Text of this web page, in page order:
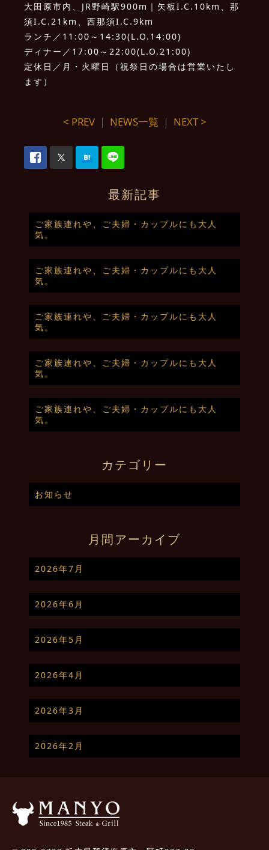
大田原市内、JR野崎駅900m｜矢板I.C.10km、那
須I.C.21km、西那須I.C.9km
ランチ／11:00～14:30(L.O.14:00)
ディナー／17:00～22:00(L.O.21:00)
定休日／月・火曜日（祝祭日の場合は営業いたし
ます）
< PREV｜ NEWS一覧 ｜ NEXT >
最新記事
ご家族連れや、ご夫婦・カップルにも大人
気。
ご家族連れや、ご夫婦・カップルにも大人
気。
ご家族連れや、ご夫婦・カップルにも大人
気。
ご家族連れや、ご夫婦・カップルにも大人
気。
ご家族連れや、ご夫婦・カップルにも大人
気。
カテゴリー
お知らせ
月間アーカイブ
2026年7月
2026年6月
2026年5月
2026年4月
2026年3月
2026年2月